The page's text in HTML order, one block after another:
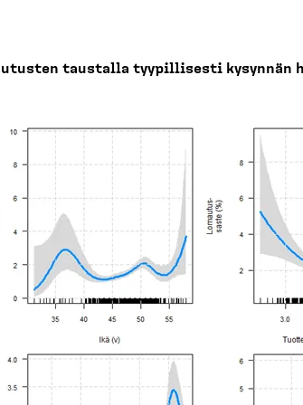
taustalla tyypil­lisesti kysynnän